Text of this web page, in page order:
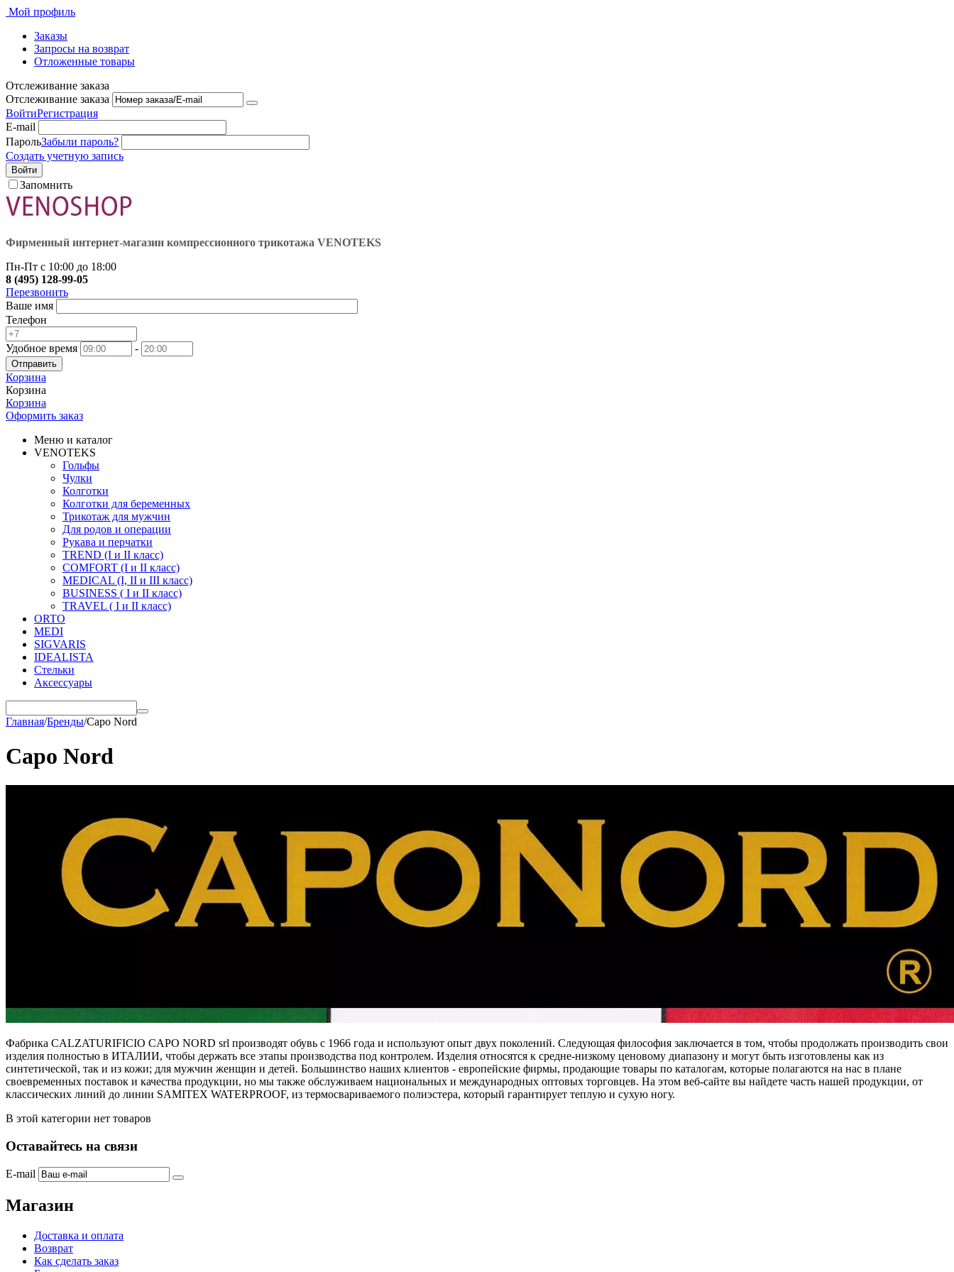
Мой профиль
Заказы
Запросы на возврат
Отложенные товары
Отслеживание заказа
Отслеживание заказа
ВойтиРегистрация
E-mail
ПарольЗабыли пароль?
Создать учетную запись
Войти
Запомнить
Фирменный интернет-магазин компрессионного трикотажа VENOTEKS
Пн-Пт с 10:00 до 18:00
8 (495) 128-99-05
Перезвонить
Ваше имя
Телефон
Удобное время -
Отправить
Корзина
Корзина
Корзина
Оформить заказ
Меню и каталог
VENOTEKS
Гольфы
Чулки
Колготки
Колготки для беременных
Трикотаж для мужчин
Для родов и операции
Рукава и перчатки
TREND (I и II класс)
COMFORT (I и II класс)
MEDICAL (I, II и III класс)
BUSINESS ( I и II класс)
TRAVEL ( I и II класс)
ORTO
MEDI
SIGVARIS
IDEALISTA
Стельки
Аксессуары
Главная/Бренды/Capo Nord
Capo Nord
Фабрика CALZATURIFICIO CAPO NORD srl производят обувь с 1966 года и используют опыт двух поколений. Следующая философия заключается в том, чтобы продолжать производить свои
изделия полностью в ИТАЛИИ, чтобы держать все этапы производства под контролем. Изделия относятся к средне-низкому ценовому диапазону и могут быть изготовлены как из
синтетической, так и из кожи; для мужчин женщин и детей. Большинство наших клиентов - европейские фирмы, продающие товары по каталогам, которые полагаются на нас в плане
своевременных поставок и качества продукции, но мы также обслуживаем национальных и международных оптовых торговцев. На этом веб-сайте вы найдете часть нашей продукции, от
классических линий до линии SAMITEX WATERPROOF, из термосвариваемого полиэстера, который гарантирует теплую и сухую ногу.
В этой категории нет товаров
Оставайтесь на связи
E-mail
Магазин
Доставка и оплата
Возврат
Как сделать заказ